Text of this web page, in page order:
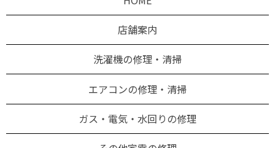
店舗案内
洗濯機の修理・清掃
エアコンの修理・清掃
ガス・電気・水回りの修理